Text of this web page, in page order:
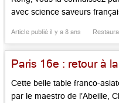
avec science saveurs
jeudi de chaque mois, la
vegan proposant une soirée
avec […]...
Article publié il y a 8 ans
Paris 16e : retour à
Cette belle table franco-
par le maestro de l’Abeille,